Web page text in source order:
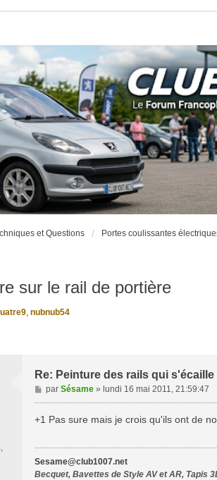
et Questions Portes coulissantes
sur le rail de portière
, nubnub54
Re: Peinture des rails qui s'écaille
M
e
s
e
par Sésame» lundi 16 mai 2011, 21:59:47
+1 Pas sure mais je crois qu'ils ont de
Sesame@club1007.net
Becquet, Bavettes de Style AV et AR, Tapis